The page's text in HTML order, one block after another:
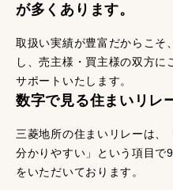
が多くあります。
取扱い実績が豊富だからこそ
し、売主様・買主様の双方に
サポートいたします。
数字で見る住まいリレ
三菱地所の住まいリレーは、
分かりやすい」という項目で
をいただいております。